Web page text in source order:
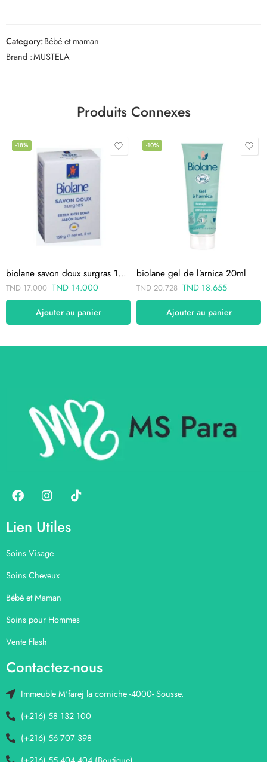
Category:Bébé et maman
Brand :MUSTELA
Produits Connexes
-18%
biolane savon doux surgras 150g
TND17.000 TND 14.000
Ajouter au panier
-10%
biolane gel de l’arnica 20ml
TND20.728 TND 18.655
Ajouter au panier
Lien Utiles
Soins Visage
Soins Cheveux
Bébé et Maman
Soins pour Hommes
Vente Flash
Contactez-nous
Immeuble M'farej la corniche -4000- Sousse.
(+216) 58 132 100
(+216) 56 707 398